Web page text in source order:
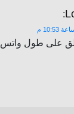
:
على طول واتس